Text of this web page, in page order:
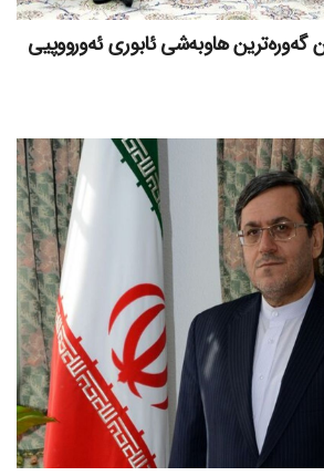
گەورەترین هاوبەشی ئابوری ئەورووپیی